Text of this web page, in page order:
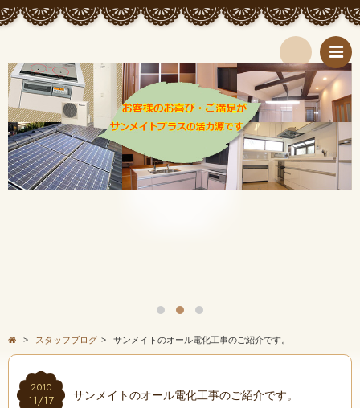
検
索
> スタッフブログ > サンメイトのオール電化工事のご紹介です。
2010
11/17 サンメイトのオール電化工事のご紹介です。